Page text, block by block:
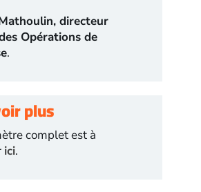
directeur
Opérations de
.
plus
complet est à
ici.